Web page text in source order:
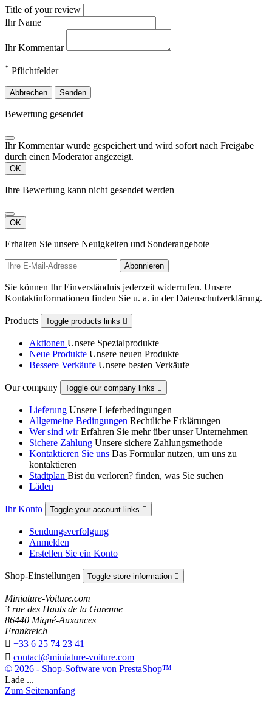
Title of your review
Ihr Name
Ihr Kommentar
* Pflichtfelder
Abbrechen Senden
Bewertung gesendet
Ihr Kommentar wurde gespeichert und wird sofort nach Freigabe
durch einen Moderator angezeigt.
OK
Ihre Bewertung kann nicht gesendet werden
OK
Erhalten Sie unsere Neuigkeiten und Sonderangebote
Sie können Ihr Einverständnis jederzeit widerrufen. Unsere
Kontaktinformationen finden Sie u. a. in der Datenschutzerklärung.
Products Toggle products links 
Aktionen Unsere Spezialprodukte
Neue Produkte Unsere neuen Produkte
Bessere Verkäufe Unsere besten Verkäufe
Our company Toggle our company links 
Lieferung Unsere Lieferbedingungen
Allgemeine Bedingungen Rechtliche Erklärungen
Wer sind wirErfahren Sie mehr über unser Unternehmen
Sichere Zahlung Unsere sichere Zahlungsmethode
Kontaktieren Sie uns Das Formular nutzen, um uns zu
kontaktieren
Stadtplan Bist du verloren? finden, was Sie suchen
Läden
Ihr Konto Toggle your account links 
Sendungsverfolgung
Anmelden
Erstellen Sie ein Konto
Shop-Einstellungen Toggle store information 
Miniature-Voiture.com
3 rue des Hauts de la Garenne
86440 Migné-Auxances
Frankreich
 +33 6 25 74 23 41
 contact@miniature-voiture.com
© 2026 - Shop-Software von PrestaShop™
Lade ...
Zum Seitenanfang